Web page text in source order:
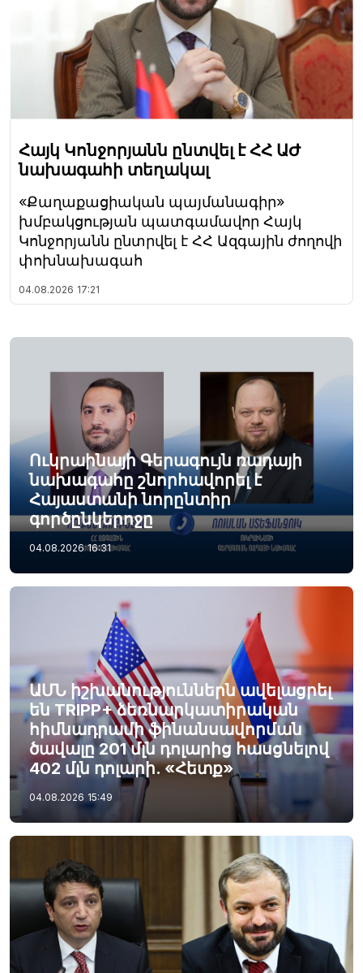
Հայկ Կոնջորյանն ընտվել է ՀՀ ԱԺ
նախագահի տեղակալ
«Քաղաքացիական պայմանագիր»
խմբակցության պատգամավոր Հայկ
Կոնջորյանն ընտրվել է ՀՀ Ազգային ժողովի
փոխնախագահ
04.08.2026 17:21
Ուկրաինայի Գերագույն ռադայի
նախագահը շնորհավորել է
Հայաստանի նորընտիր
գործընկերոջը
04.08.2026 16:31
ԱՄՆ իշխանություններն ավելացրել
են TRIPP+ ձեռնարկատիրական
հիմնադրամի ֆինանսավորման
ծավալը 201 մլն դոլարից հասցնելով
402 մլն դոլարի. «Հետք»
04.08.2026 15:49